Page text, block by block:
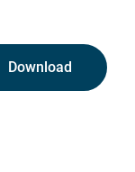
Download